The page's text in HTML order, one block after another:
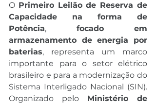
O Primeiro Leilão de Reserva de
Capacidade na forma de
Potência, focado em
armazenamento de energia por
baterias, representa um marco
importante para o setor elétrico
brasileiro e para a modernização do
Sistema Interligado Nacional (SIN).
Organizado pelo Ministério de